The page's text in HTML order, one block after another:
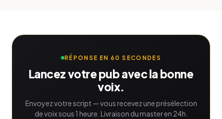
RÉPONSE EN 60 SECONDES
Lancez votre pub avec la bonne
voix.
Envoyez votre script — vous recevez une présélection
de voix sous 1 heure. Livraison du master en 24h.